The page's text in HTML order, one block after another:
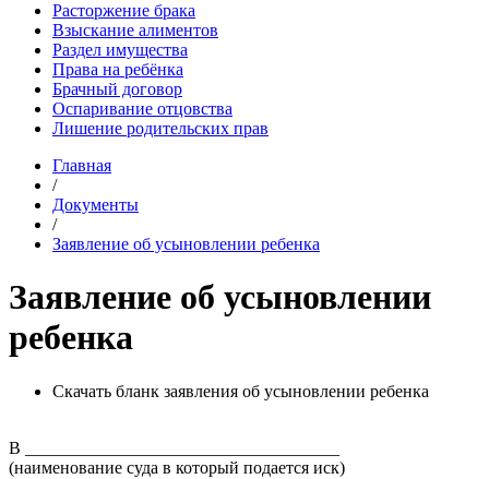
Расторжение брака
Взыскание алиментов
Раздел имущества
Права на ребёнка
Брачный договор
Оспаривание отцовства
Лишение родительских прав
Главная
/
Документы
/
Заявление об усыновлении ребенка
Заявление об усыновлении
ребенка
Скачать бланк заявления об усыновлении ребенка
В ____________________________________
(наименование суда в который подается иск)